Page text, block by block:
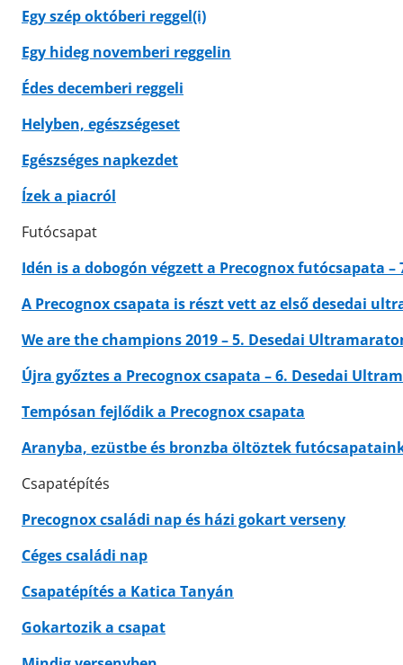
Egy szép októberi reggel(i)
Egy hideg novemberi reggelin
Édes decemberi reggeli
Helyben, egészségeset
Egészséges napkezdet
Ízek a piacról
Futócsapat
Idén is a dobogón végzett a Precognox futócsapata
A Precognox csapata is részt vett az első desedai
We are the champions 2019 – 5. Desedai
Újra győztes a Precognox csapata – 6. Desedai
Tempósan fejlődik a Precognox csapata
Aranyba, ezüstbe és bronzba öltöztek
Csapatépítés
Precognox családi nap és házi gokart verseny
Céges családi nap
Csapatépítés a Katica Tanyán
Gokartozik a csapat